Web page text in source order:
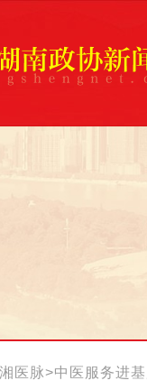
医脉>中医服务进